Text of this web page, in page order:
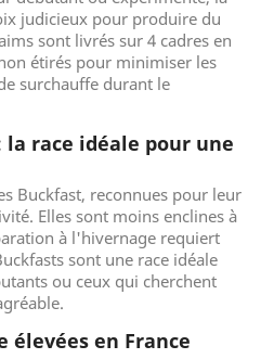
judicieux pour produire du
sont livrés sur 4 cadres en
étirés pour minimiser les
surchauffe durant le
race idéale pour une
Buckfast, reconnues pour leur
Elles sont moins enclines à
à l'hivernage requiert
sont une race idéale
ou ceux qui cherchent
élevées en France